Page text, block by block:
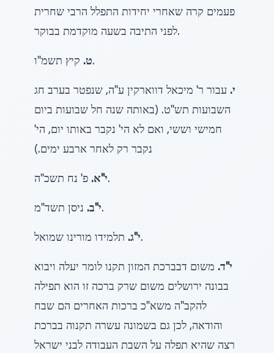
פעמים קרה שאחרי יחידות התפלל הרבי שחרית
לפני התיבה בשעה מוקדמת בבוקר.
ט.קיץ תשמ"ו.
י. עבור ר' מיכאל דווארקין ע"ה, שנפטר בערב חג
השבועות תש"ט. (באותה שנה חל שבועות ביום
חמישי וששי, ואם לא הי' נקבר באותו יום, הי'
נקבר רק לאחר ארבע ימים.)
י"א.פ' נח תשכ"ה.
י"ב.ניסן תשד"מ.
י"ג.תלמידו מורינו שמואל.
י"ד. משום דבברכת המזון תקנו לומר יעלה ויבוא
בבונה ירושלים משום שרק ברכה זו הוא תפילה
להקב"ה משא"כ ברכות האחרים הם שבח
והודאה, לכן גם בשמונה עשרה תקנוה בברכת
רצה שהיא תפלה על השבת העבודה לבני ישראל